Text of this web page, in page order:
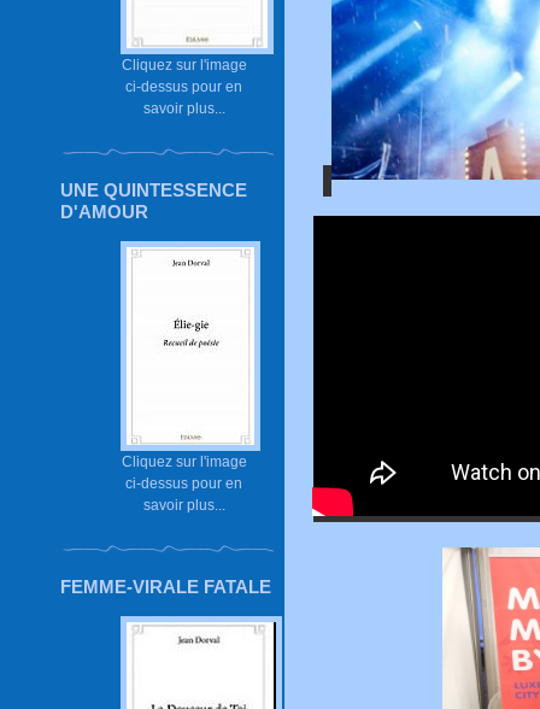
Cliquez sur l'image
ci-dessus pour en
savoir plus...
UNE QUINTESSENCE
D'AMOUR
Cliquez sur l'image
ci-dessus pour en
savoir plus...
FEMME-VIRALE FATALE